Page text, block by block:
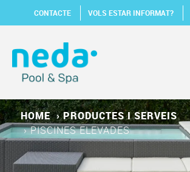
CONTACTE VOLS ESTAR INFORMAT?
HOME ›PRODUCTES I SERVEIS
›PISCINES ELEVADES